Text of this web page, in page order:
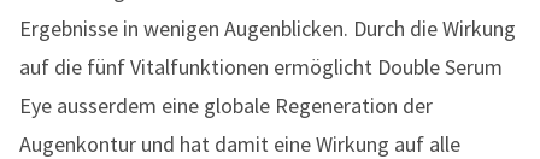
Ergebnisse in wenigen Augenblicken. Durch die Wirkung
auf die fünf Vitalfunktionen ermöglicht Double Serum
Eye ausserdem eine globale Regeneration der
Augenkontur und hat damit eine Wirkung auf alle